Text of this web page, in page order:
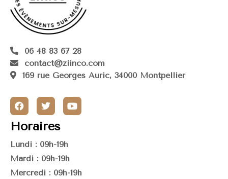
06 48 83 67 28
contact@ziinco.com
169 rue Georges Auric, 34000 Montpellier
Horaires
Lundi : 09h-19h
Mardi : 09h-19h
Mercredi : 09h-19h